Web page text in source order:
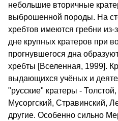
небольшие вторичные
выброшенной породы. На
хребтов имеются гребни
дне крупных кратеров при
прогнувшегося дна
хребты [Вселенная, 1999].
выдающихся учёных и
"русские" кратеры -
Мусоргский, Стравинский,
другие. Особенно сильно